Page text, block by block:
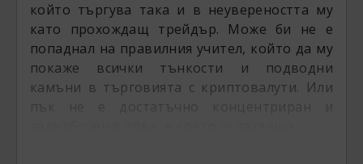
който търгува така и в неувереността му
като прохождащ трейдър. Може би не е
попаднал на правилния учител, който да му
покаже всички тънкости и подводни
камъни в търговията с криптовалути. Или